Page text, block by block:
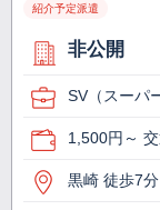
紹介予定派遣
非公開
SV（スーパ
1,500円～
黒崎 徒歩7分